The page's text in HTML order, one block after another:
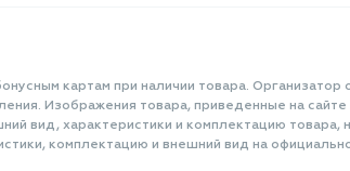
картам при наличии товара.
Изображения товара, приведенные на
вид, характеристики и комплектацию
комплектацию и внешний вид на